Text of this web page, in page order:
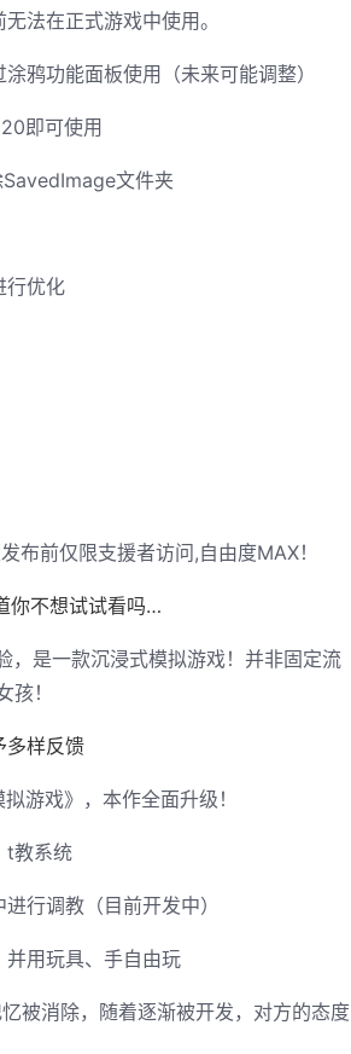
法在正式游戏中使用。
鸦功能面板使用（未来可能调整）
即可使用
文件夹
行优化
布前仅限支援者访问,自由度MAX！
你不想试试看吗…
，是一款沉浸式模拟游戏！并非固定流
！
多样反馈
游戏》，本作全面升级！
t教系统
行调教（目前开发中）
用玩具、手自由玩
被消除，随着逐渐被开发，对方的态度